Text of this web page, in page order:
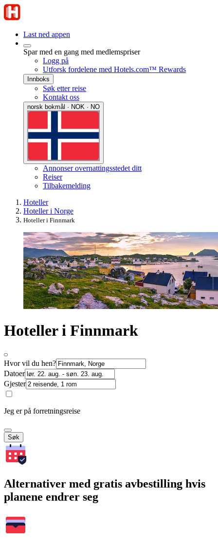
Last ned appen
Spar med en gang med medlemspriser
Logg på
Utforsk fordelene med Hotels.com™ Rewards
Innboks
Søk etter reise
Kontakt oss
norsk bokmål · NOK · NO
Annonser overnattingsstedet ditt
Reiser
Tilbakemelding
Hoteller
Hoteller i Norge
Hoteller i Finnmark
Hoteller i Finnmark
Hvor vil du hen?
Datoer
Gjester
Jeg er på forretningsreise
Søk
Alternativer med gratis avbestilling hvis
planene endrer seg